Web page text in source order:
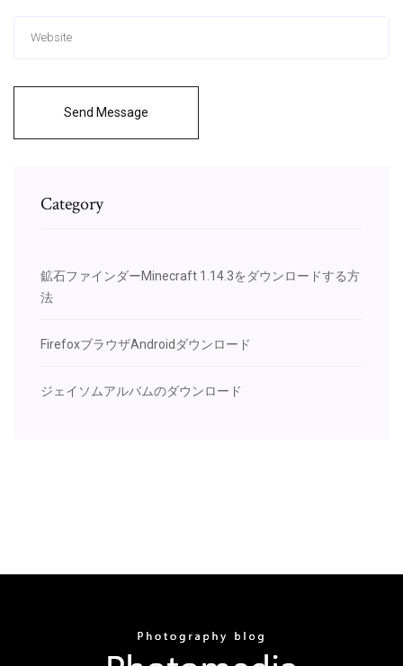
Send Message
Category
鉱石ファインダーMinecraft 1.14.3をダウンロードする方
法
FirefoxブラウザAndroidダウンロード
ジェイソムアルバムのダウンロード